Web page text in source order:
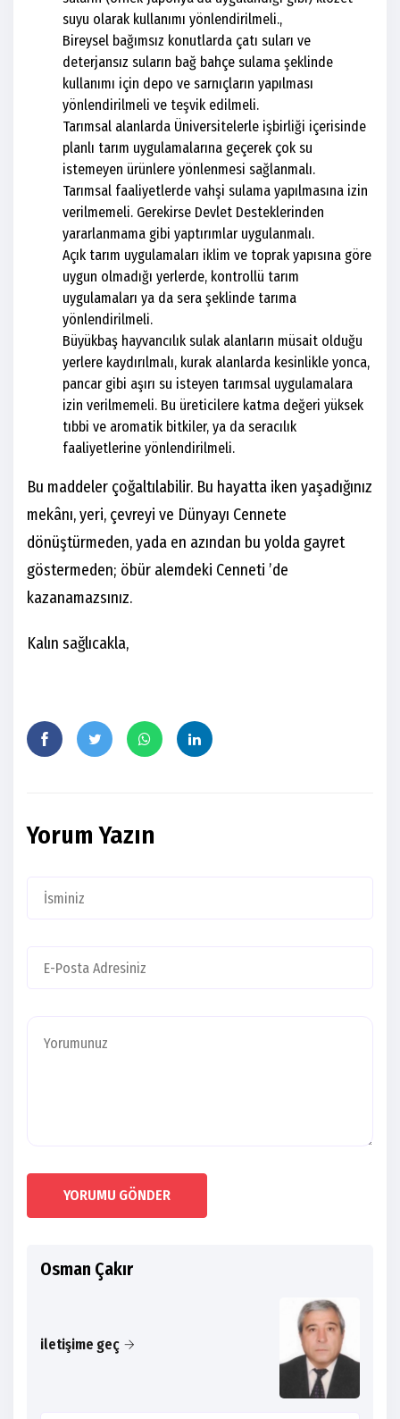
suyu olarak kullanımı yönlendirilmeli.,
Bireysel bağımsız konutlarda çatı suları ve
deterjansız suların bağ bahçe sulama şeklinde
kullanımı için depo ve sarnıçların yapılması
yönlendirilmeli ve teşvik edilmeli.
Tarımsal alanlarda Üniversitelerle işbirliği içerisinde
planlı tarım uygulamalarına geçerek çok su
istemeyen ürünlere yönlenmesi sağlanmalı.
Tarımsal faaliyetlerde vahşi sulama yapılmasına izin
verilmemeli. Gerekirse Devlet Desteklerinden
yararlanmama gibi yaptırımlar uygulanmalı.
Açık tarım uygulamaları iklim ve toprak yapısına göre
uygun olmadığı yerlerde, kontrollü tarım
uygulamaları ya da sera şeklinde tarıma
yönlendirilmeli.
Büyükbaş hayvancılık sulak alanların müsait olduğu
yerlere kaydırılmalı, kurak alanlarda kesinlikle yonca,
pancar gibi aşırı su isteyen tarımsal uygulamalara
izin verilmemeli. Bu üreticilere katma değeri yüksek
tıbbi ve aromatik bitkiler, ya da seracılık
faaliyetlerine yönlendirilmeli.
Bu maddeler çoğaltılabilir. Bu hayatta iken yaşadığınız
mekânı, yeri, çevreyi ve Dünyayı Cennete
dönüştürmeden, yada en azından bu yolda gayret
göstermeden; öbür alemdeki Cenneti ’de
kazanamazsınız.
Kalın sağlıcakla,
Yorum Yazın
YORUMU GÖNDER
Osman Çakır
iletişime geç